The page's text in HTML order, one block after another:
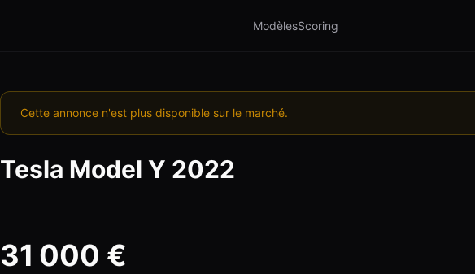
ModèlesScoring
Cette annonce n'est plus disponible sur le marché.
Tesla Model Y 2022
31 000 €